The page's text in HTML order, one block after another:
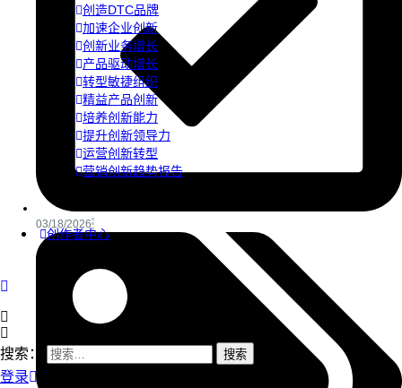
创造DTC品牌
加速企业创新
创新业务增长
产品驱动增长
转型敏捷组织
精益产品创新
培养创新能力
提升创新领导力
运营创新转型
营销创新趋势报告
创作者中心
搜索：
登录
03/18/2026